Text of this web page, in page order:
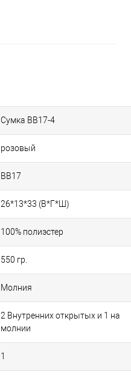
Сумка BB17-4
розовый
BB17
26*13*33 (В*Г*Ш)
100% полиэстер
550 гр.
Молния
2 Внутренних открытых и 1 на
молнии
1